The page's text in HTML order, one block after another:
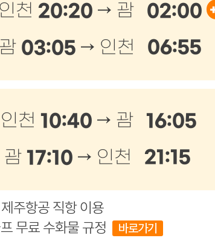
인천 20:20 → 괌
02:00
괌 03:05 → 인천 06:55
인천 10:40 → 괌
16:05
괌 17:10 → 인천 21:15
주항공 직항 이용
무료 수화물 규정
바로가기